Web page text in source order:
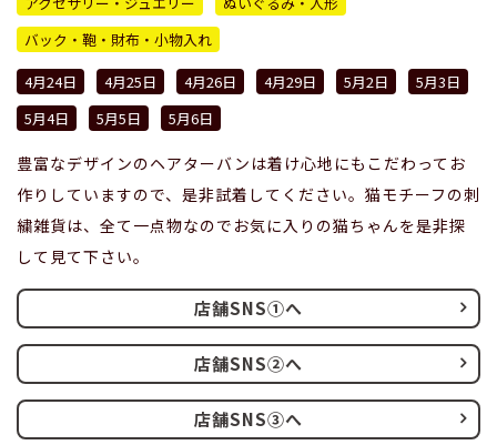
バック・鞄・財布・小物入れ
4月24日
4月25日 4月26日 4月29日 5月2日
5月3日
5月4日
5月5日 5月6日
豊富なデザインのヘアターバンは着け心地にもこだわってお
作りしていますので、是非試着してください。猫モチーフの刺
繍雑貨は、全て一点物なのでお気に入りの猫ちゃんを是非探
して見て下さい。
店舗SNS①へ
店舗SNS②へ
店舗SNS③へ